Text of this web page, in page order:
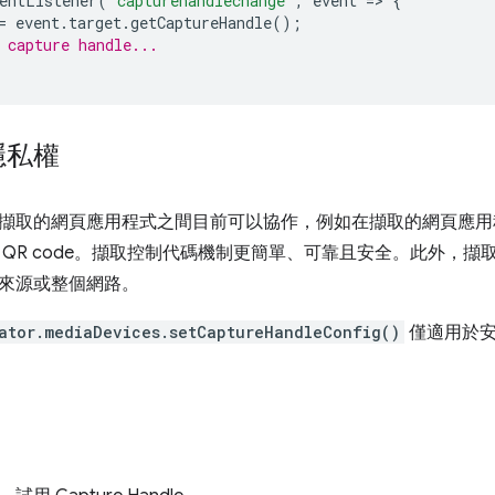
event. target.getCaptureHandle();
capture handle...
權
取的網頁應用程式之間目前可以協作，例如在擷取的網頁應
code。擷取控制代碼機制更簡單、可靠且安全。此外，擷
源或整個網路。
僅適用於